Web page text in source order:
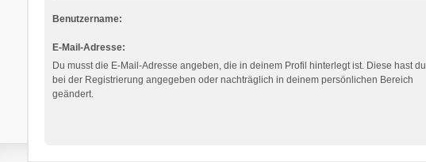
Benutzername:
E-Mail-Adresse:
Du musst die E-Mail-Adresse angeben, die in deinem Profil hinterlegt ist. Diese hast du
bei der Registrierung angegeben oder nachträglich in deinem persönlichen Bereich
geändert.